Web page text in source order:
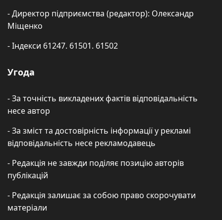
- Директор підприємства (редактор): Олександр
Міщенко
- Індекси 61247. 61501. 61502
Угода
- За точність викладених фактів відповідальність
несе автор
- За зміст та достовірність інформації у рекламі
відповідальність несе рекламодавець
- Редакція не завжди поділяє позицію авторів
публікацій
- Редакція залишає за собою право скорочувати
матеріали